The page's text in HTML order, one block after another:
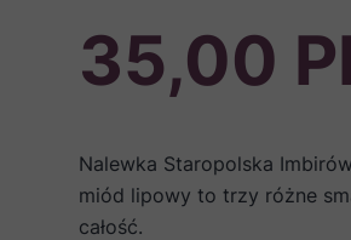
Nalewka Staropolska
miód lipowy to trzy różne
całość.
35,00